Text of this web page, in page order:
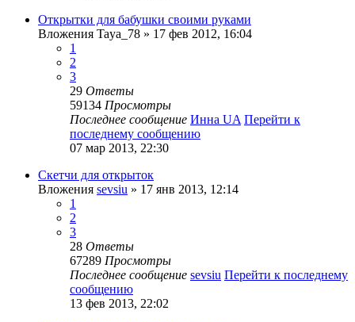
Открытки для бабушки своими руками
Вложения Taya_78 » 17 фев 2012, 16:04
1
2
3
29 Ответы
59134 Просмотры
Последнее сообщение Инна UA Перейти к
последнему сообщению
07 мар 2013, 22:30
Скетчи для открыток
Вложения sevsiu » 17 янв 2013, 12:14
1
2
3
28 Ответы
67289 Просмотры
Последнее сообщение sevsiu Перейти к последнему
сообщению
13 фев 2013, 22:02